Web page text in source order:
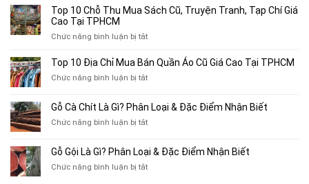
4
Bán
Xe
Cũ,
Xe
Cũ
TP.HCM
Top 10 Chỗ Thu Mua Sách Cũ, Truyện Tranh, Tạp Chí Giá
Cao Tại TPHCM
Chức năng bình luận bị tắtở
10
Thu
Sách
Tạp
Chí
Top 10 Địa Chỉ Mua Bán Quần Áo Cũ Giá Cao Tại TPHCM
Chức năng bình luận bị tắtở
Địa
Chỉ
Bán
Áo
Gỗ Cà Chít Là Gì? Phân Loại & Đặc Điểm Nhận Biết
Chức năng bình luận bị tắtở
Chít
Là
Gỗ Gội Là Gì? Phân Loại & Đặc Điểm Nhận Biết
Chức năng bình luận bị tắtở